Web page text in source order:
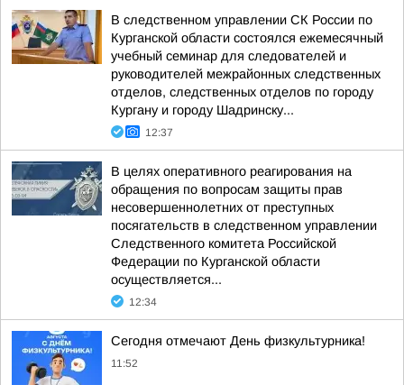
В следственном управлении СК России по
Курганской области состоялся ежемесячный
учебный семинар для следователей и
руководителей межрайонных следственных
отделов, следственных отделов по городу
Кургану и городу Шадринску...
12:37
В целях оперативного реагирования на
обращения по вопросам защиты прав
несовершеннолетних от преступных
посягательств в следственном управлении
Следственного комитета Российской
Федерации по Курганской области
осуществляется...
12:34
Сегодня отмечают День физкультурника!
11:52